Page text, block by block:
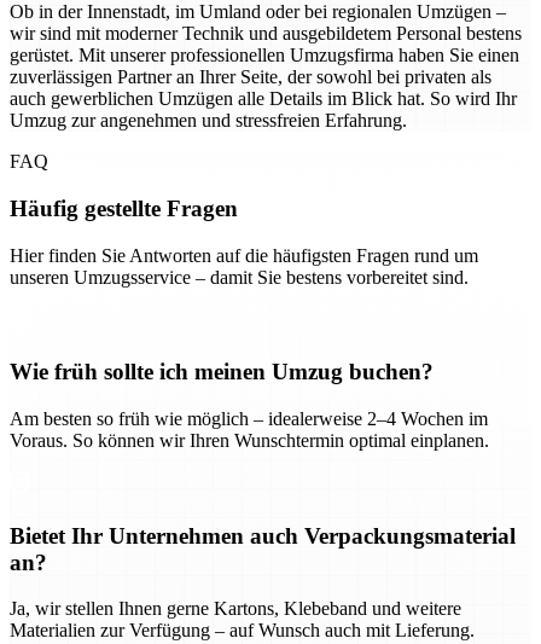
Ob in der Innenstadt, im Umland oder bei regionalen Umzügen –
wir sind mit moderner Technik und ausgebildetem Personal bestens
gerüstet. Mit unserer professionellen Umzugsfirma haben Sie einen
zuverlässigen Partner an Ihrer Seite, der sowohl bei privaten als
auch gewerblichen Umzügen alle Details im Blick hat. So wird Ihr
Umzug zur angenehmen und stressfreien Erfahrung.
FAQ
Häufig gestellte Fragen
Hier finden Sie Antworten auf die häufigsten Fragen rund um
unseren Umzugsservice – damit Sie bestens vorbereitet sind.
Wie früh sollte ich meinen Umzug buchen?
Am besten so früh wie möglich – idealerweise 2–4 Wochen im
Voraus. So können wir Ihren Wunschtermin optimal einplanen.
Bietet Ihr Unternehmen auch Verpackungsmaterial
an?
Ja, wir stellen Ihnen gerne Kartons, Klebeband und weitere
Materialien zur Verfügung – auf Wunsch auch mit Lieferung.